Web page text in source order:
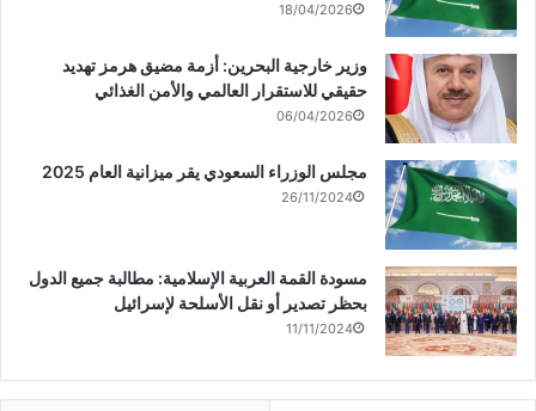
18/04/2026
وزير خارجية البحرين: أزمة مضيق هرمز تهديد
حقيقي للاستقرار العالمي والأمن الغذائي
06/04/2026
مجلس الوزراء السعودي يقر ميزانية العام 2025
26/11/2024
مسودة القمة العربية الإسلامية: مطالبة جميع الدول
بحظر تصدير أو نقل الأسلحة لإسرائيل
11/11/2024